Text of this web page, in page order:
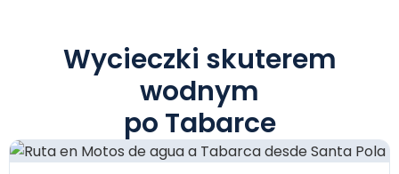
Wycieczki skuterem
wodnym
po Tabarce